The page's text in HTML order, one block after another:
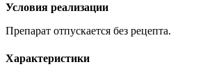
Условия реализации
Препарат отпускается без рецепта.
Характеристики